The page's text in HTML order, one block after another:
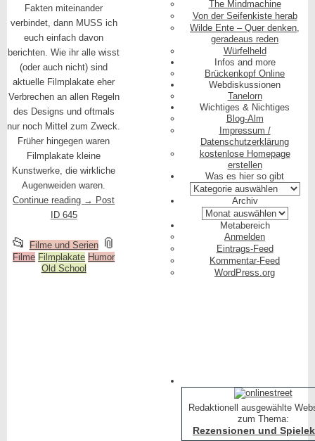
Fakten miteinander
verbindet, dann MUSS ich
euch einfach davon
berichten. Wie ihr alle wisst
(oder auch nicht) sind
aktuelle Filmplakate eher
Verbrechen an allen Regeln
des Designs und oftmals
nur noch Mittel zum Zweck.
Früher hingegen waren
Filmplakate kleine
Kunstwerke, die wirkliche
Augenweiden waren.
Continue reading → Post
ID 645
📂 This
entry
was
Filme und Serien 📎
tagged
Filme Filmplakate Humor
Old School
The Mindmachine
Von der Seifenkiste herab
Wilde Ente – Quer denken,
geradeaus reden
Würfelheld
Infos and more
Brückenkopf Online
Webdiskussionen
Tanelorn
Wichtiges & Nichtiges
Blog-Alm
Impressum /
Datenschutzerklärung
kostenlose Homepage
erstellen
Was es hier so gibt
Was
es
hier
Archiv
Archiv
Metabereich
Anmelden
Eintrags-Feed
Kommentar-Feed
WordPress.org
Redaktionell ausgewählte
zum Thema:
Rezensionen und